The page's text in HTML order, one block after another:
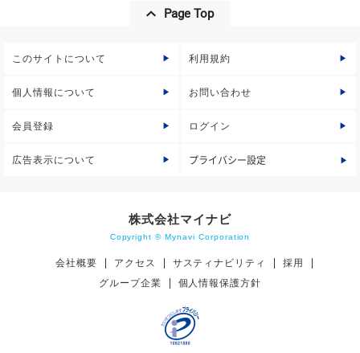
Page Top
このサイトについて 利用規約
個人情報について お問い合わせ
会員登録 ログイン
広告表示について プライバシー設定
株式会社マイナビ
Copyright © Mynavi Corporation
会社概要 アクセス サスティナビリティ
採用
グループ企業
個人情報保護方針